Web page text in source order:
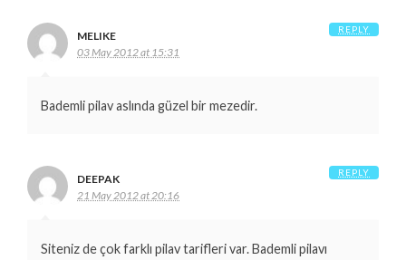
MELIKE
03 May 2012 at 15:31
Bademli pilav aslında güzel bir mezedir.
REPLY
DEEPAK
21 May 2012 at 20:16
Siteniz de çok farklı pilav tarifleri var. Bademli pilavı
REPLY